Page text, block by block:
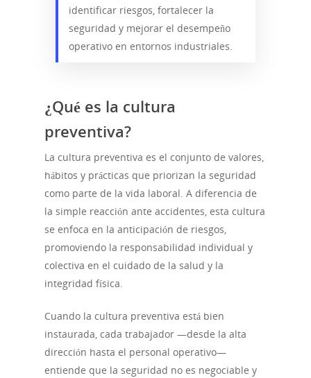
identificar riesgos, fortalecer la
seguridad y mejorar el desempeño
operativo en entornos industriales.
¿Qué es la cultura
preventiva?
La cultura preventiva es el conjunto de valores,
hábitos y prácticas que priorizan la seguridad
como parte de la vida laboral. A diferencia de
la simple reacción ante accidentes, esta cultura
se enfoca en la anticipación de riesgos,
promoviendo la responsabilidad individual y
colectiva en el cuidado de la salud y la
integridad física.
Cuando la cultura preventiva está bien
instaurada, cada trabajador —desde la alta
dirección hasta el personal operativo—
entiende que la seguridad no es negociable y